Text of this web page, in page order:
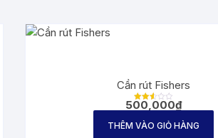
Cần rút Fishers
Được
hạng
2.60
500,000₫
THÊM VÀO GIỎ HÀNG